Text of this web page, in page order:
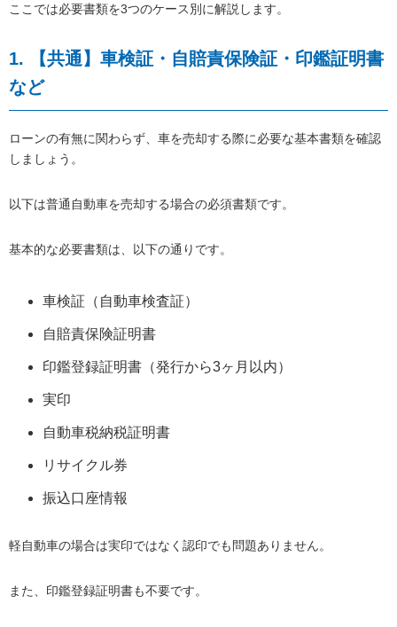
ここでは必要書類を3つのケース別に解説します。
1. 【共通】車検証・自賠責保険証・印鑑証明書
など
ローンの有無に関わらず、車を売却する際に必要な基本書類を確認
しましょう。
以下は普通自動車を売却する場合の必須書類です。
基本的な必要書類は、以下の通りです。
車検証（自動車検査証）
自賠責保険証明書
印鑑登録証明書（発行から3ヶ月以内）
実印
自動車税納税証明書
リサイクル券
振込口座情報
軽自動車の場合は実印ではなく認印でも問題ありません。
また、印鑑登録証明書も不要です。